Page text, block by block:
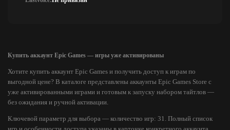
Купить аккаунт Epic Games — игры уже активированы
Хотите купить аккаунт Epic Games и получить доступ к играм по
выгодной цене? В каталоге представлены аккаунты Epic Games Store с
уже активированными играми и готовым к запуску набором тайтлов —
без ожидания и ручной активации.
Ключевой параметр для выбора — количество игр: 31. Полный список